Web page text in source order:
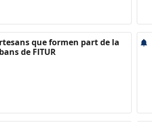
que formen part de la
de FITUR